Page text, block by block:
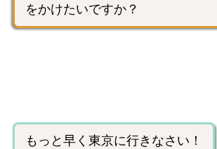
をかけたいですか？
もっと早く東京に行きなさい！